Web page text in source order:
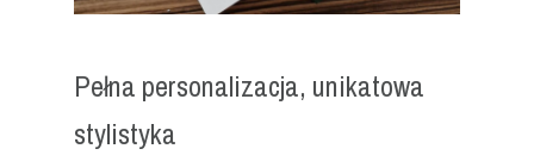
Pełna personalizacja, unikatowa
stylistyka